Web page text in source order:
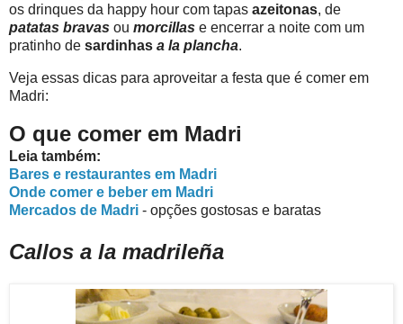
os drinques da happy hour com tapas azeitonas, de
patatas bravas ou morcillas e encerrar a noite com um
pratinho de sardinhas a la plancha.
Veja essas dicas para aproveitar a festa que é comer em
Madri:
O que comer em Madri
Leia também:
Bares e restaurantes em Madri
Onde comer e beber em Madri
Mercados de Madri - opções gostosas e baratas
Callos a la madrileña